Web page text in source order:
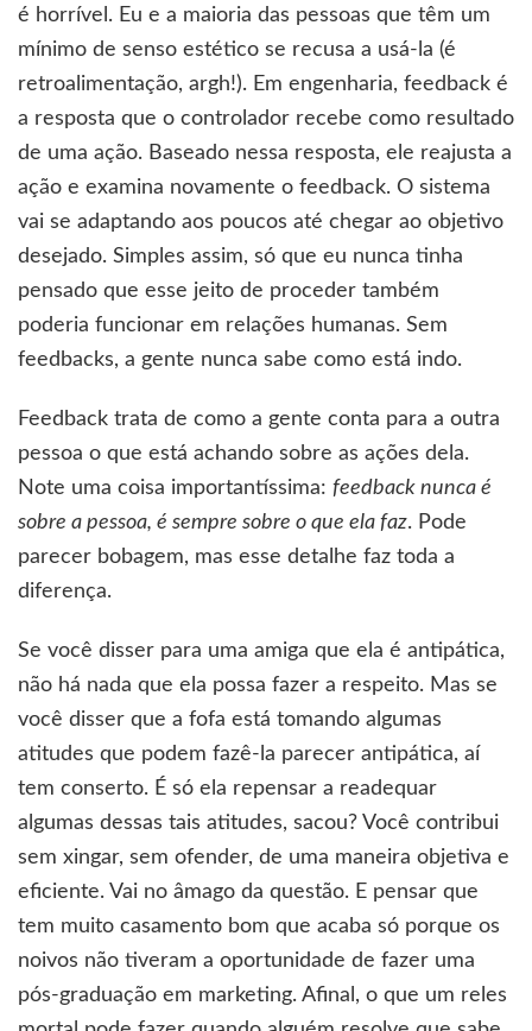
é horrível. Eu e a maioria das pessoas que têm um
mínimo de senso estético se recusa a usá-la (é
retroalimentação, argh!). Em engenharia, feedback é
a resposta que o controlador recebe como resultado
de uma ação. Baseado nessa resposta, ele reajusta a
ação e examina novamente o feedback. O sistema
vai se adaptando aos poucos até chegar ao objetivo
desejado. Simples assim, só que eu nunca tinha
pensado que esse jeito de proceder também
poderia funcionar em relações humanas. Sem
feedbacks, a gente nunca sabe como está indo.
Feedback trata de como a gente conta para a outra
pessoa o que está achando sobre as ações dela.
Note uma coisa importantíssima: feedback nunca é
sobre a pessoa, é sempre sobre o que ela faz. Pode
parecer bobagem, mas esse detalhe faz toda a
diferença.
Se você disser para uma amiga que ela é antipática,
não há nada que ela possa fazer a respeito. Mas se
você disser que a fofa está tomando algumas
atitudes que podem fazê-la parecer antipática, aí
tem conserto. É só ela repensar a readequar
algumas dessas tais atitudes, sacou? Você contribui
sem xingar, sem ofender, de uma maneira objetiva e
eficiente. Vai no âmago da questão. E pensar que
tem muito casamento bom que acaba só porque os
noivos não tiveram a oportunidade de fazer uma
pós-graduação em marketing. Afinal, o que um reles